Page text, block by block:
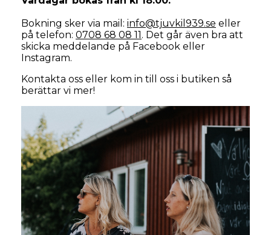
Bokning sker via mail: info@tjuvkil939.se eller
på telefon: 0708 68 08 11. Det går även bra att
skicka meddelande på Facebook eller
Instagram.
Kontakta oss eller kom in till oss i butiken så
berättar vi mer!